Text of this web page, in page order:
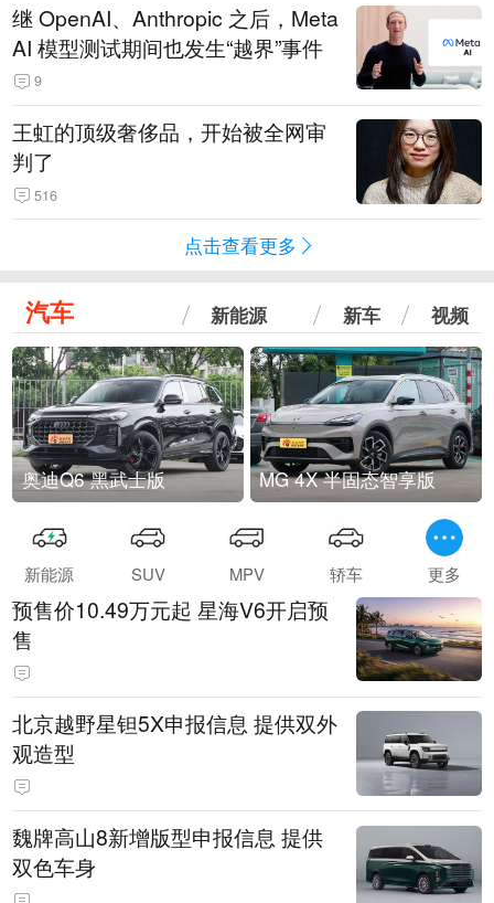
继 OpenAI、Anthropic 之后，Meta
AI 模型测试期间也发生“越界”事件
9
王虹的顶级奢侈品，开始被全网审
判了
516
点击查看更多
汽车 新能源 新车 视频
奥迪Q6 黑武士版 MG 4X 半固态智享版
新能源 SUV MPV 轿车 更多
预售价10.49万元起 星海V6开启预
售
北京越野星钽5X申报信息 提供双外
观造型
魏牌高山8新增版型申报信息 提供
双色车身